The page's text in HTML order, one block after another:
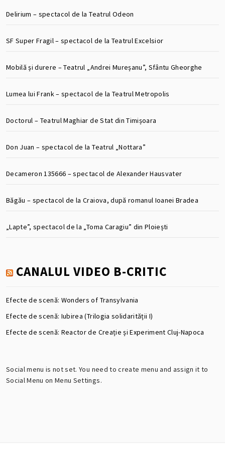
Delirium – spectacol de la Teatrul Odeon
SF Super Fragil – spectacol de la Teatrul Excelsior
Mobilă și durere – Teatrul „Andrei Mureșanu”, Sfântu Gheorghe
Lumea lui Frank – spectacol de la Teatrul Metropolis
Doctorul – Teatrul Maghiar de Stat din Timișoara
Don Juan – spectacol de la Teatrul „Nottara”
Decameron 135666 – spectacol de Alexander Hausvater
Băgău – spectacol de la Craiova, după romanul Ioanei Bradea
„Lapte”, spectacol de la „Toma Caragiu” din Ploiești
CANALUL VIDEO B-CRITIC
Efecte de scenă: Wonders of Transylvania
Efecte de scenă: Iubirea (Trilogia solidarității I)
Efecte de scenă: Reactor de Creație și Experiment Cluj-Napoca
Social menu is not set. You need to create menu and assign it to
Social Menu on Menu Settings.